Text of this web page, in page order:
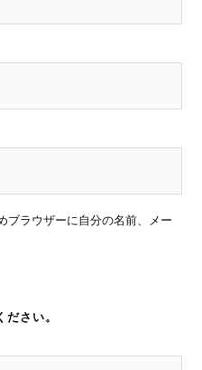
ブラウザーに自分の名前、メー
さい。